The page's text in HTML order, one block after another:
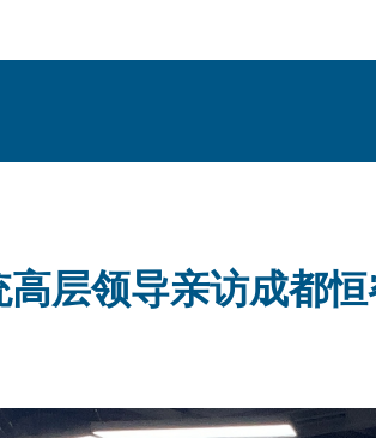
层领导亲访成都